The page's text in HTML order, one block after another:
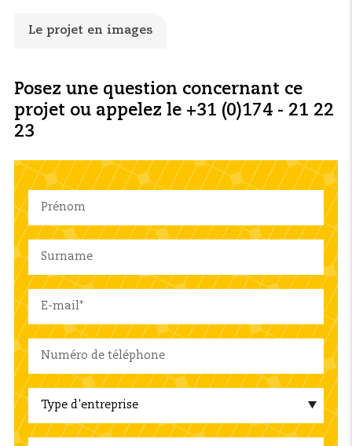
Le projet en images
Posez une question concernant ce
projet ou appelez le +31 (0)174 - 21 22
23